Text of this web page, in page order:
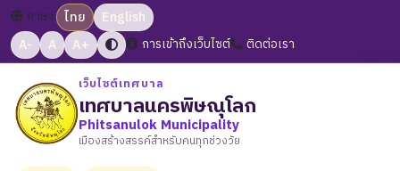
ภาษา: ไทย
English
A-
A A+ การเข้าถึงเว็บไซต์ ติดต่อเรา
เว็บไซต์เทศบาล
เทศบาลนครพิษณุโลก
Phitsanulok Municipality
เมืองสร้างสรรค์สำหรับคนทุกช่วงวัย